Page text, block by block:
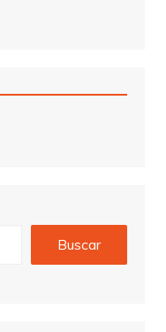
Buscar